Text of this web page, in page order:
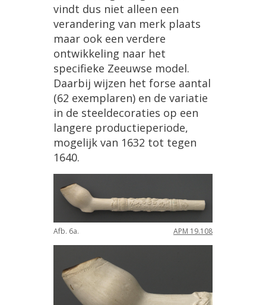
vindt dus niet alleen een
verandering van merk plaats
maar ook een verdere
ontwikkeling naar het
specifieke Zeeuwse model.
Daarbij wijzen het forse aantal
(62 exemplaren) en de variatie
in de steeldecoraties op een
langere productieperiode,
mogelijk van 1632 tot tegen
1640.
Afb. 6a. APM 19.108